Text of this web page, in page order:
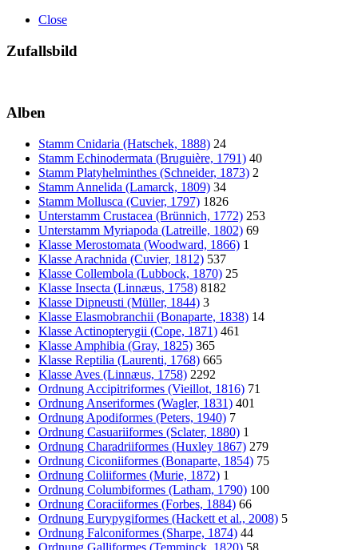
Close
Zufallsbild
Alben
Stamm Cnidaria (Hatschek, 1888) 24
Stamm Echinodermata (Bruguière, 1791) 40
Stamm Platyhelminthes (Schneider, 1873) 2
Stamm Annelida (Lamarck, 1809) 34
Stamm Mollusca (Cuvier, 1797) 1826
Unterstamm Crustacea (Brünnich, 1772) 253
Unterstamm Myriapoda (Latreille, 1802) 69
Klasse Merostomata (Woodward, 1866) 1
Klasse Arachnida (Cuvier, 1812) 537
Klasse Collembola (Lubbock, 1870) 25
Klasse Insecta (Linnæus, 1758) 8182
Klasse Dipneusti (Müller, 1844) 3
Klasse Elasmobranchii (Bonaparte, 1838) 14
Klasse Actinopterygii (Cope, 1871) 461
Klasse Amphibia (Gray, 1825) 365
Klasse Reptilia (Laurenti, 1768) 665
Klasse Aves (Linnæus, 1758) 2292
Ordnung Accipitriformes (Vieillot, 1816) 71
Ordnung Anseriformes (Wagler, 1831) 401
Ordnung Apodiformes (Peters, 1940) 7
Ordnung Casuariiformes (Sclater, 1880) 1
Ordnung Charadriiformes (Huxley 1867) 279
Ordnung Ciconiiformes (Bonaparte, 1854) 75
Ordnung Coliiformes (Murie, 1872) 1
Ordnung Columbiformes (Latham, 1790) 100
Ordnung Coraciiformes (Forbes, 1884) 66
Ordnung Eurypygiformes (Hackett et al., 2008) 5
Ordnung Falconiformes (Sharpe, 1874) 44
Ordnung Galliformes (Temminck, 1820) 58